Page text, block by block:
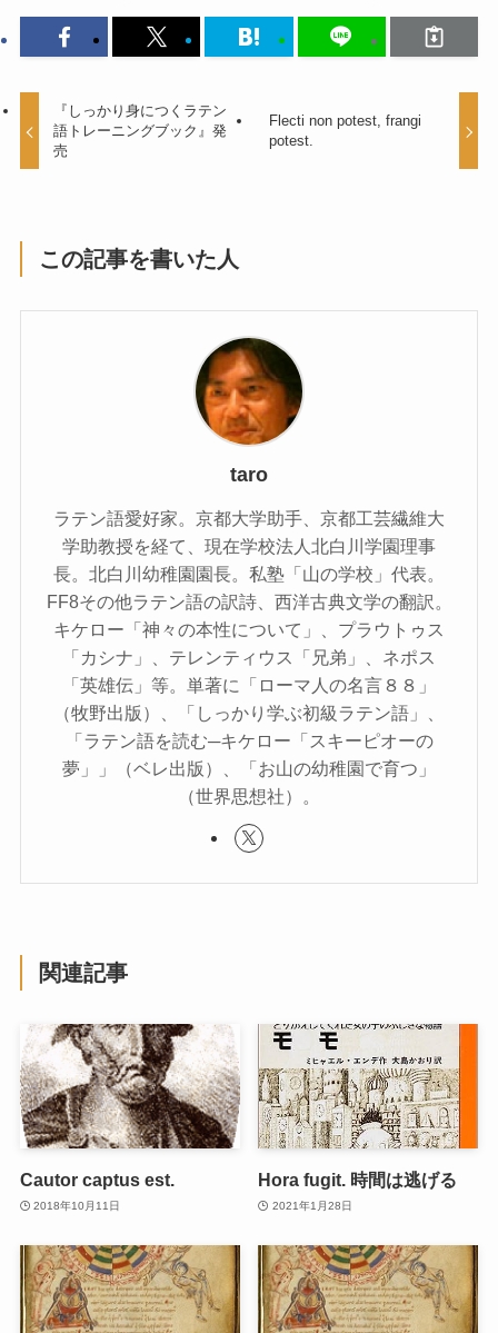
『しっかり身につくラテン
語トレーニングブック』発
売
Flecti non potest, frangi
potest.
この記事を書いた人
taro
ラテン語愛好家。京都大学助手、京都工芸繊維大
学助教授を経て、現在学校法人北白川学園理事
長。北白川幼稚園園長。私塾「山の学校」代表。
FF8その他ラテン語の訳詩、西洋古典文学の翻訳。
キケロー「神々の本性について」、プラウトゥス
「カシナ」、テレンティウス「兄弟」、ネポス
「英雄伝」等。単著に「ローマ人の名言８８」
（牧野出版）、「しっかり学ぶ初級ラテン語」、
「ラテン語を読む─キケロー「スキーピオーの
夢」」（ベレ出版）、「お山の幼稚園で育つ」
（世界思想社）。
関連記事
Cautor captus est.
2018年10月11日
Hora fugit. 時間は逃げる
2021年1月28日